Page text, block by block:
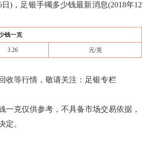
)，足银手镯多少钱最新消息(2018年12
钱一克
3.26 元/克
收等行情，敬请关注：足银专栏
克仅供参考，不具备市场交易依据，
定。